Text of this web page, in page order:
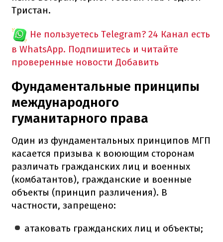
Тристан.
Не пользуетесь Telegram? 24 Канал есть
в WhatsApp. Подпишитесь и читайте
проверенные новости Добавить
Фундаментальные принципы
международного
гуманитарного права
Один из фундаментальных принципов МГП
касается призыва к воюющим сторонам
различать гражданских лиц и военных
(комбатантов), гражданские и военные
объекты (принцип различения). В
частности, запрещено:
атаковать гражданских лиц и объекты;